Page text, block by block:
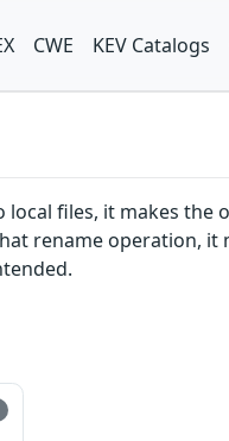
CWE KEV Catalogs
local files, it makes
rename operation,